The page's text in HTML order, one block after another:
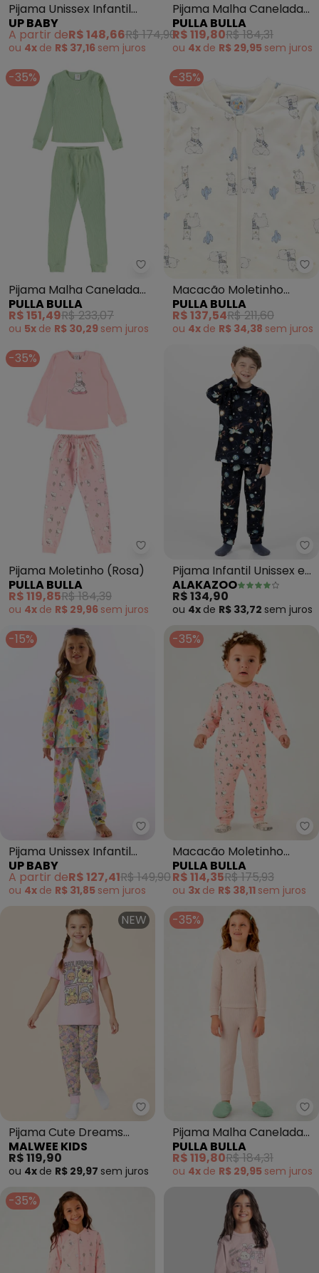
Pijama Unissex Infantil
Suedine Rosa
UP BABY
A partir deR$ 148,66R$ 174,90
ou 4x de R$ 37,16 sem juros
Pijama Malha Canelada
(Verde)
PULLA BULLA
R$ 119,80R$ 184,31
ou 4x de R$ 29,95 sem juros
-35%
Pulla Bulla - Pijama Malha
Pijama Malha Canelada
(Verde)
PULLA BULLA
R$ 151,49R$ 233,07
ou 5x de R$ 30,29 sem juros
-35%
Macacão Moletinho
(Bege)
PULLA BULLA
R$ 137,54R$ 211,60
ou 4x de R$ 34,38 sem juros
-35%
Pulla Bulla - Pijama Moletinho
Pijama Moletinho (Rosa)
PULLA BULLA
R$ 119,85R$ 184,39
ou 4x de R$ 29,96 sem juros
Pijama Infantil Unissex em
Malha Fleece (Azul)
ALAKAZOO
R$ 134,90
ou 4x de R$ 33,72 sem juros
-15%
Up Baby - Pijama Unissex
Pijama Unissex Infantil
Estampado Branco
UP BABY
A partir deR$ 127,41R$ 149,90
ou 4x de R$ 31,85 sem juros
-35%
Macacão Moletinho
(Rosa)
PULLA BULLA
R$ 114,35R$ 175,93
ou 3x de R$ 38,11 sem juros
NEW
Malwee Kids - Pijama Cute
Pijama Cute Dreams
(Rosa Claro)
MALWEE KIDS
R$ 119,90
ou 4x de R$ 29,97 sem juros
-35%
Pijama Malha Canelada
(Rosa)
PULLA BULLA
R$ 119,80R$ 184,31
ou 4x de R$ 29,95 sem juros
-35%